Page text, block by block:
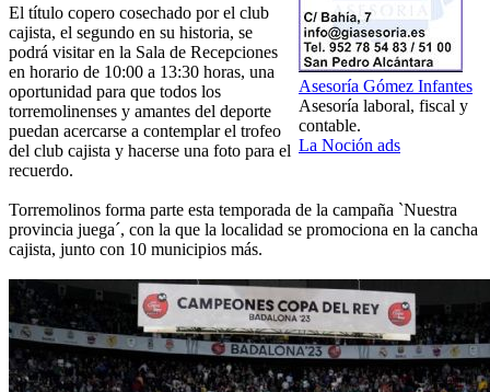
Asesoría Gómez Infantes
Asesoría laboral, fiscal y
contable.
La Noción ads
El título copero cosechado por el club
cajista, el segundo en su historia, se
podrá visitar en la Sala de Recepciones
en horario de 10:00 a 13:30 horas, una
oportunidad para que todos los
torremolinenses y amantes del deporte
puedan acercarse a contemplar el trofeo
del club cajista y hacerse una foto para el
recuerdo.
Torremolinos forma parte esta temporada de la campaña `Nuestra
provincia juega´, con la que la localidad se promociona en la cancha
cajista, junto con 10 municipios más.